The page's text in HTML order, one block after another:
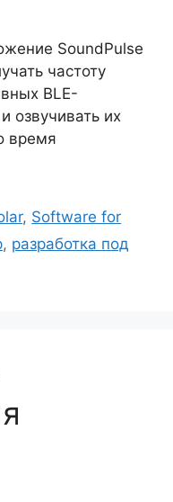
SoundPulse
частоту
BLE-
озвучивать их
время
, Software for
, разработка под